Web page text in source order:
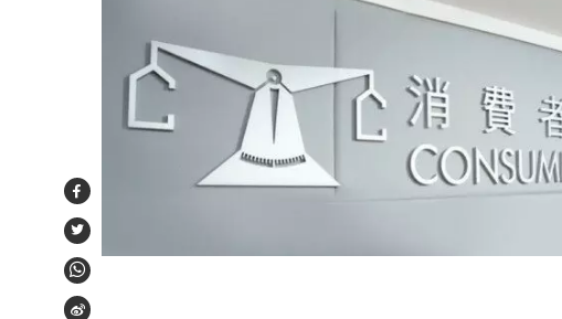
Facebook
Twitter
WhatsApp